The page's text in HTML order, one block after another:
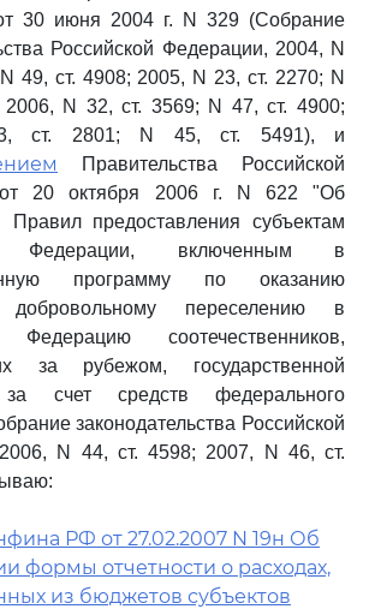
30 июня 2004 г. N 329 (Собрание
Российской Федерации, 2004, N
49, ст. 4908; 2005, N 23, ст. 2270; N
2006, N 32, ст. 3569; N 47, ст. 4900;
ст. 2801; N 45, ст. 5491), и
Правительства Российской
20 октября 2006 г. N 622 "Об
Правил предоставления субъектам
Федерации, включенным в
программу по оказанию
добровольному переселению в
Федерацию соотечественников,
за рубежом, государственной
за счет средств федерального
законодательства Российской
N 44, ст. 4598; 2007, N 46, ст.
РФ от 27.02.2007 N 19н Об
формы отчетности о расходах,
из бюджетов субъектов